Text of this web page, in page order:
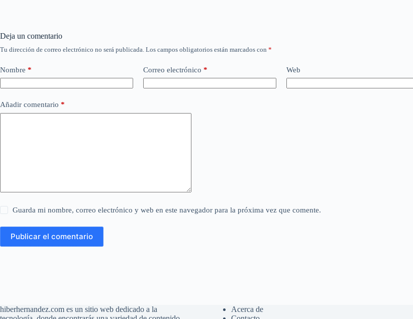
Deja un comentario
Tu dirección de correo electrónico no será publicada. Los campos obligatorios están marcados con *
Nombre * Correo electrónico * Web
Añadir comentario *
Guarda mi nombre, correo electrónico y web en este navegador para la próxima vez que comente.
Publicar el comentario
hiberhernandez.com es un sitio web dedicado a la
Acerca de